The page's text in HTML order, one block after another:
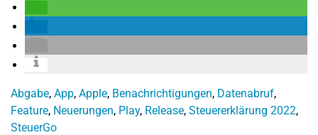
Abgabe, App, Apple, Benachrichtigungen, Datenabruf,
Feature, Neuerungen, Play, Release, Steuererklärung 2022,
SteuerGo